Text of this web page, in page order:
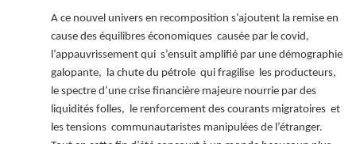
A ce nouvel univers en recomposition s’ajoutent la remise en
cause des équilibres économiques causée par le covid,
l’appauvrissement qui s’ensuit amplifié par une démographie
galopante, la chute du pétrole qui fragilise les producteurs,
le spectre d’une crise financière majeure nourrie par des
liquidités folles, le renforcement des courants migratoires et
les tensions communautaristes manipulées de l’étranger.